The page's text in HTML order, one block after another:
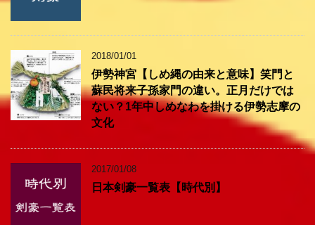
2018/01/01
伊勢神宮【しめ縄の由来と意味】笑門と
蘇民将来子孫家門の違い。正月だけでは
ない？1年中しめなわを掛ける伊勢志摩の
文化
2017/01/08
日本剣豪一覧表【時代別】